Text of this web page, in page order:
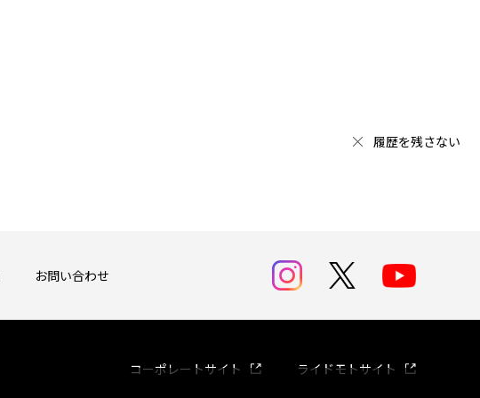
履歴を残さない
お問い合わせ
コーポレートサイト
ライドモトサイト